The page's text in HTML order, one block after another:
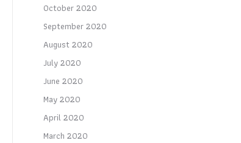
October 2020
September 2020
August 2020
July 2020
June 2020
May 2020
April 2020
March 2020